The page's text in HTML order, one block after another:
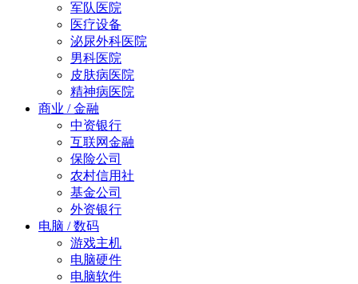
军队医院
医疗设备
泌尿外科医院
男科医院
皮肤病医院
精神病医院
商业 / 金融
中资银行
互联网金融
保险公司
农村信用社
基金公司
外资银行
电脑 / 数码
游戏主机
电脑硬件
电脑软件